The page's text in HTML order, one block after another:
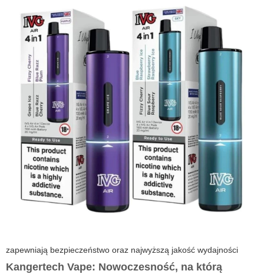
zapewniają bezpieczeństwo oraz najwyższą jakość wydajności
Kangertech Vape: Nowoczesność, na którą